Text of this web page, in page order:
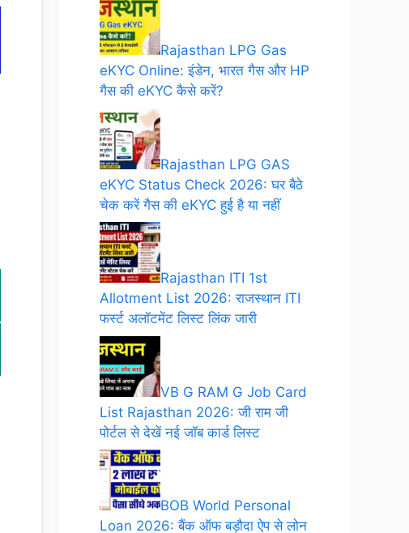
Rajasthan LPG Gas
eKYC Online: इंडेन, भारत गैस और HP
गैस की eKYC कैसे करें?
Rajasthan LPG GAS
eKYC Status Check 2026: घर बैठे
चेक करें गैस की eKYC हुई है या नहीं
Rajasthan ITI 1st
Allotment List 2026: राजस्थान ITI
फर्स्ट अलॉटमेंट लिस्ट लिंक जारी
VB G RAM G Job Card
List Rajasthan 2026: जी राम जी
पोर्टल से देखें नई जॉब कार्ड लिस्ट
BOB World Personal
Loan 2026: बैंक ऑफ बड़ौदा ऐप से लोन